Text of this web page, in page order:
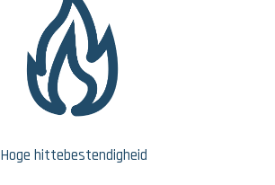
Hoge hittebestendigheid